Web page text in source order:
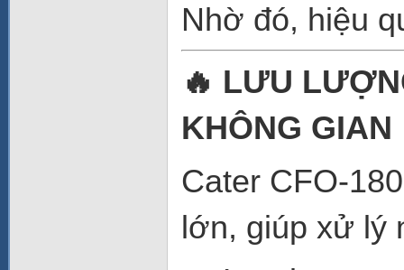
Nhờ đó, hiệu
🔥 LƯU
KHÔNG GIAN
Cater CFO-
lớn, giúp xử lý